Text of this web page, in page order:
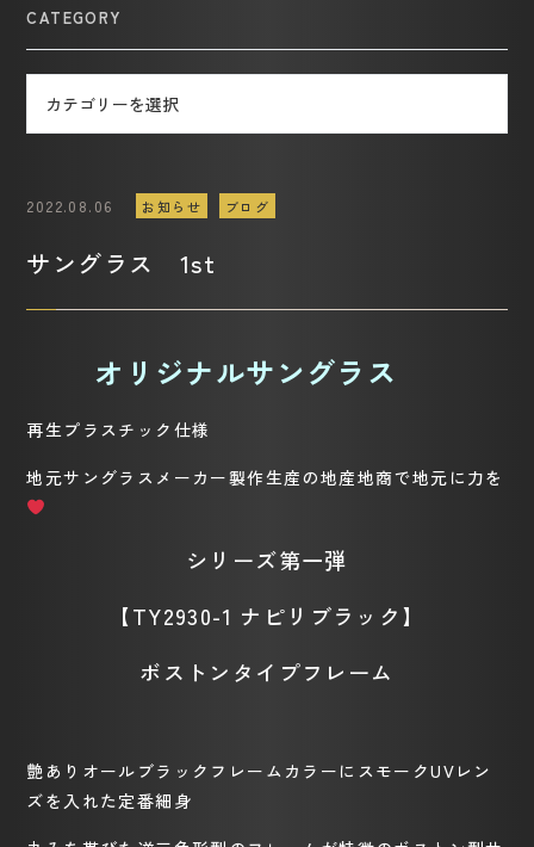
2022.08.06 お知らせ ブログ
サングラス 1st
オリジナルサングラス
再生プラスチック仕様
地元サングラスメーカー製作生産の地産地商で地元に力を
シリーズ第一弾
【TY2930-1 ナピリブラック】
ボストンタイプフレーム
艶ありオールブラックフレームカラーにスモークUV レン
ズを入れた定番細身